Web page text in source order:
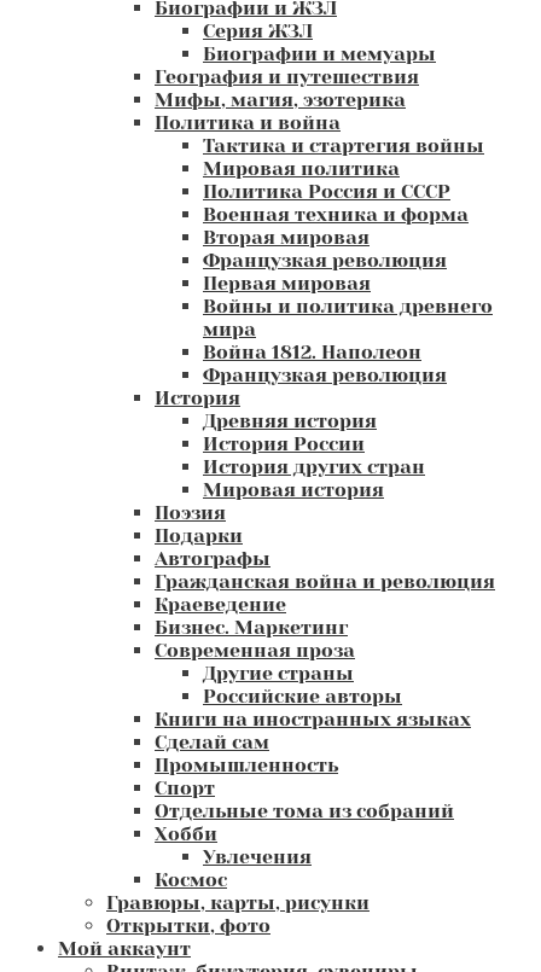
Биографии и ЖЗЛ
Серия ЖЗЛ
Биографии и мемуары
География и путешествия
Мифы, магия, эзотерика
Политика и война
Тактика и стартегия войны
Мировая политика
Политика Россия и СССР
Военная техника и форма
Вторая мировая
Французкая революция
Первая мировая
Войны и политика древнего
мира
Война 1812. Наполеон
Французкая революция
История
Древняя история
История России
История других стран
Мировая история
Поэзия
Подарки
Автографы
Гражданская война и революция
Краеведение
Бизнес. Маркетинг
Современная проза
Другие страны
Российские авторы
Книги на иностранных языках
Сделай сам
Промышленность
Спорт
Отдельные тома из собраний
Хобби
Увлечения
Космос
Гравюры, карты, рисунки
Открытки, фото
Мой аккаунт